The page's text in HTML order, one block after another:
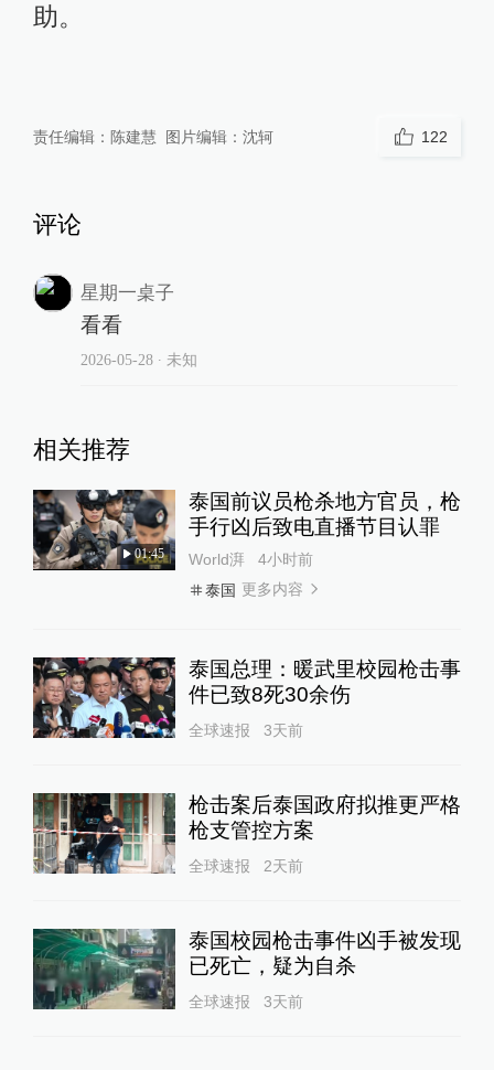
助。
责任编辑： 陈建慧 图片编辑： 沈轲 122
评论
星期一桌子
看看
2026-05-28∙ 未知
相关推荐
01:45
泰国前议员枪杀地方官员，枪
手行凶后致电直播节目认罪
World湃
4小时前
泰国 更多内容
泰国总理：暖武里校园枪击事
件已致8死30余伤
全球速报 3天前
枪击案后泰国政府拟推更严格
枪支管控方案
全球速报 2天前
泰国校园枪击事件凶手被发现
已死亡，疑为自杀
全球速报 3天前